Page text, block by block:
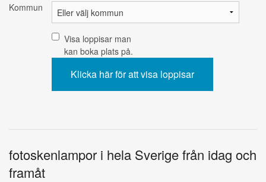
Kommun
Visa loppisar man
kan boka plats på.
fotoskenlampor i hela Sverige från idag och
framåt